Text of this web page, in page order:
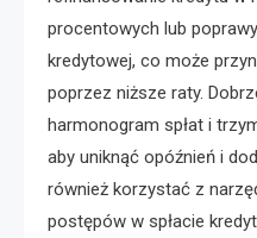
procentowych lub
kredytowej, co może
poprzez niższe raty.
harmonogram spłat i
aby uniknąć opóźnień i
również korzystać z
postępów w spłacie